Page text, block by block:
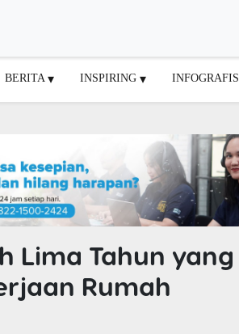
BERITA INSPIRING INFOGRAFIS
Lima Tahun yang
Rumah